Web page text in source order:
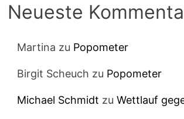
Neueste
Martina zu Popometer
Birgit Scheuch zu Popometer
Michael Schmidt zuWettlauf